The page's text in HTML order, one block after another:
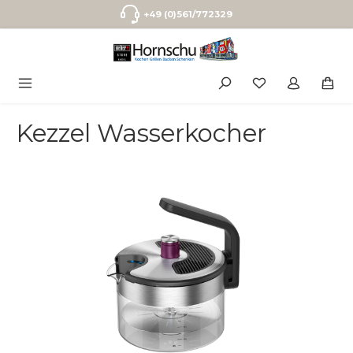
Zum Hauptinhalt springen+49 (0)561/772329
Kezzel Wasserkocher
Bildergalerie überspringen